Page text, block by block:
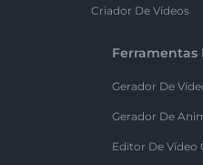
Criador De Vídeos
Ferramentas
Gerador De
Gerador De
Editor De Vídeo